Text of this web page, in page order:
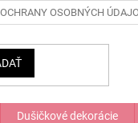
OSOBNÝCH
Dušičkové dekorácie